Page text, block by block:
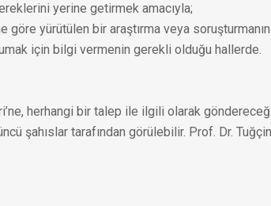
yerine getirmek amacıyla;
yürütülen bir araştırma veya
için bilgi vermenin gerekli olduğu hallerde.
herhangi bir talep ile ilgili olarak
şahıslar tarafından görülebilir. Prof. Dr.